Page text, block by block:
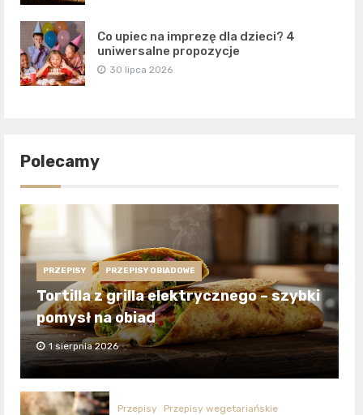
Co upiec na imprezę dla dzieci? 4
uniwersalne propozycje
30 lipca 2026
Polecamy
PRZEPISY PRZEPISY OBIADOWE
Tortilla z grilla elektrycznego – szybki
pomysł na obiad
1 sierpnia 2026
Przepisy Przepisy wegetariańskie